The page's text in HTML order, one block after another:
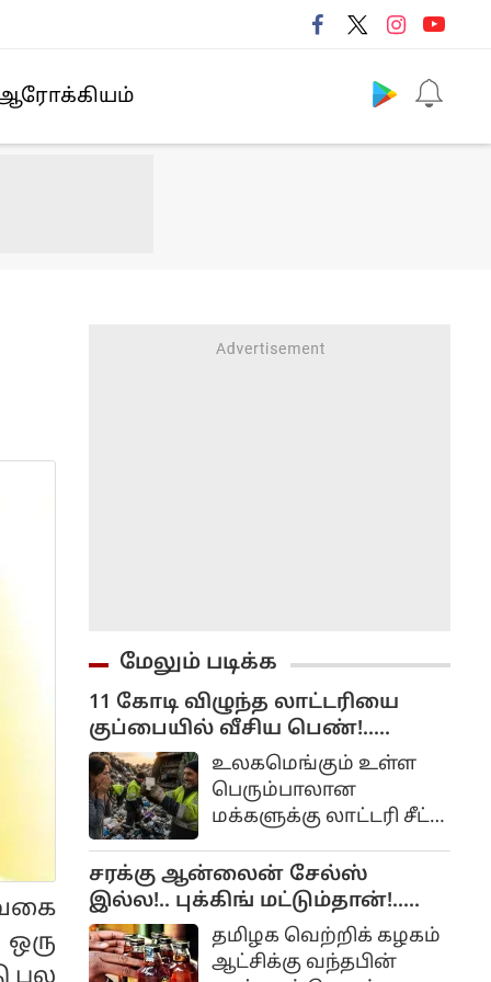
மேலும் படிக்க
11 கோடி விழுந்த லாட்டரியை
குப்பையில் வீசிய பெண்!..
அவசரப்பட்டீங்களே ஆண்ட்டி!...
உலகமெங்கும் உள்ள
பெரும்பாலான
மக்களுக்கு லாட்டரி சீட்
இருக்கிறது. ஏனெனில்
அதிர்ஷ்டம் நமக்கு
அடித்து நாம்
லட்சாதிபதியாகவோ,
கோடீஸ்வரனாகவோ
சரக்கு ஆன்லைன் சேல்ஸ்
இல்ல!.. புக்கிங் மட்டும்தான்!..
அமைச்சர் விளக்கம்!..தமிழக வெற்றிக் கழகம்
ஆட்சிக்கு வந்தபின்